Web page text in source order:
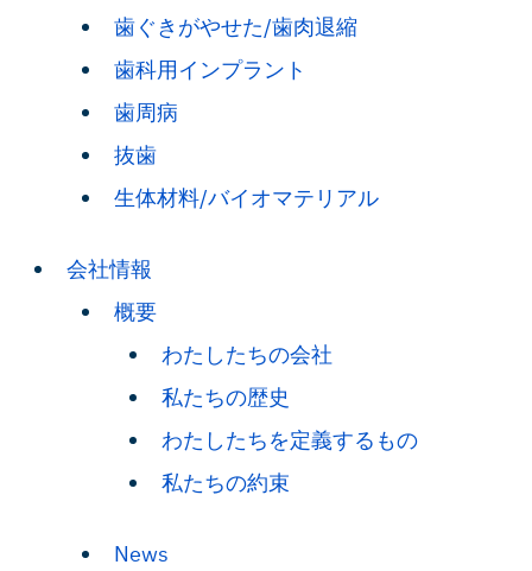
歯ぐきがやせた/歯肉退縮
歯科用インプラント
歯周病
抜歯
生体材料/バイオマテリアル
会社情報
概要
わたしたちの会社
私たちの歴史
わたしたちを定義するもの
私たちの約束
News